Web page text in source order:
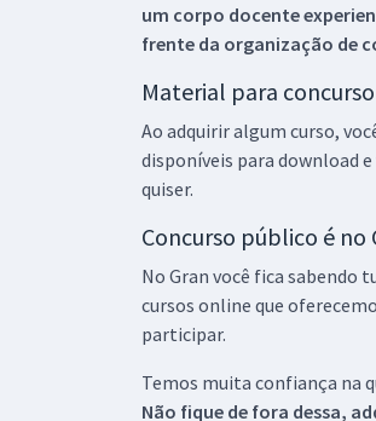
um corpo docente
frente da organização de
Material para concurso
Ao adquirir algum curso,
disponíveis para download
quiser.
Concurso público é no
No Gran você fica sabendo
cursos online que
participar.
Temos muita confiança na
Não fique de fora dessa,